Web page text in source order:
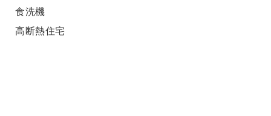
食洗機
高断熱住宅